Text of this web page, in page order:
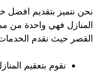
نحن نتميز بتقديم افضل
المنازل فهي واحدة من
القصر حيث نقدم الخدمات
نقوم بتعقيم